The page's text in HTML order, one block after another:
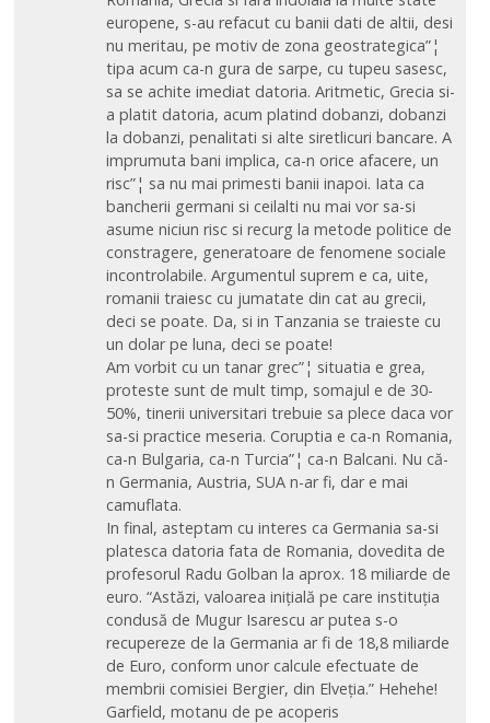
europene, s-au refacut cu banii dati de altii, desi
nu meritau, pe motiv de zona geostrategica”¦
tipa acum ca-n gura de sarpe, cu tupeu sasesc,
sa se achite imediat datoria. Aritmetic, Grecia si-
a platit datoria, acum platind dobanzi, dobanzi
la dobanzi, penalitati si alte siretlicuri bancare. A
imprumuta bani implica, ca-n orice afacere, un
risc”¦ sa nu mai primesti banii inapoi. Iata ca
bancherii germani si ceilalti nu mai vor sa-si
asume niciun risc si recurg la metode politice de
constragere, generatoare de fenomene sociale
incontrolabile. Argumentul suprem e ca, uite,
romanii traiesc cu jumatate din cat au grecii,
deci se poate. Da, si in Tanzania se traieste cu
un dolar pe luna, deci se poate!
Am vorbit cu un tanar grec”¦ situatia e grea,
proteste sunt de mult timp, somajul e de 30-
50%, tinerii universitari trebuie sa plece daca vor
sa-si practice meseria. Coruptia e ca-n Romania,
ca-n Bulgaria, ca-n Turcia”¦ ca-n Balcani. Nu că-
n Germania, Austria, SUA n-ar fi, dar e mai
camuflata.
In final, asteptam cu interes ca Germania sa-si
platesca datoria fata de Romania, dovedita de
profesorul Radu Golban la aprox. 18 miliarde de
euro. “Astăzi, valoarea inițială pe care instituția
condusă de Mugur Isarescu ar putea s-o
recupereze de la Germania ar fi de 18,8 miliarde
de Euro, conform unor calcule efectuate de
membrii comisiei Bergier, din Elveția.” Hehehe!
Garfield, motanu de pe acoperis